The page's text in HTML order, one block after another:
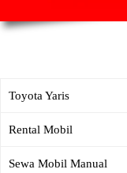
Toyota Yaris
Rental Mobil
Sewa Mobil Manual